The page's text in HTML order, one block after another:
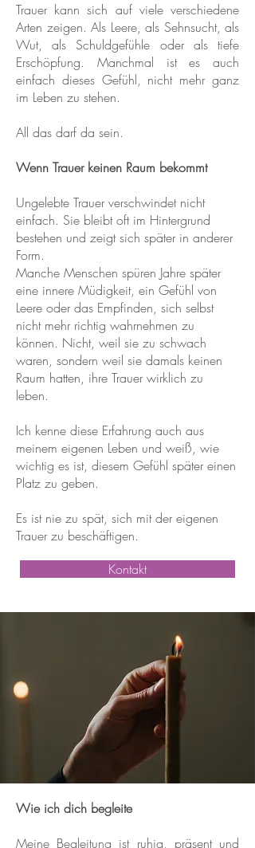
Trauer kann sich auf viele verschiedene
Arten zeigen. Als Leere, als Sehnsucht, als
Wut, als Schuldgefühle oder als tiefe
Erschöpfung. Manchmal ist es auch
einfach dieses Gefühl, nicht mehr ganz
im Leben zu stehen.
All das darf da sein.
Wenn Trauer keinen Raum bekommt
Ungelebte Trauer verschwindet nicht
einfach. Sie bleibt oft im Hintergrund
bestehen und zeigt sich später in anderer
Form.
Manche Menschen spüren Jahre später
eine innere Müdigkeit, ein Gefühl von
Leere oder das Empfinden, sich selbst
nicht mehr richtig wahrnehmen zu
können. Nicht, weil sie zu schwach
waren, sondern weil sie damals keinen
Raum hatten, ihre Trauer wirklich zu
leben.
Ich kenne diese Erfahrung auch aus
meinem eigenen Leben und weiß, wie
wichtig es ist, diesem Gefühl später einen
Platz zu geben.
Es ist nie zu spät, sich mit der eigenen
Trauer zu beschäftigen.
Kontakt
Wie ich dich begleite
Meine Begleitung ist ruhig, präsent und